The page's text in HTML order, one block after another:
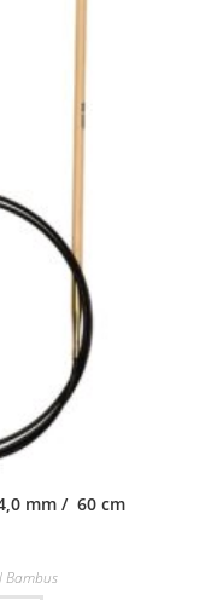
mm / 60 cm
Bambus